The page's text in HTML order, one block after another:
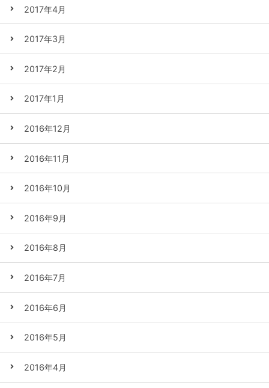
2017年4月
2017年3月
2017年2月
2017年1月
2016年12月
2016年11月
2016年10月
2016年9月
2016年8月
2016年7月
2016年6月
2016年5月
2016年4月